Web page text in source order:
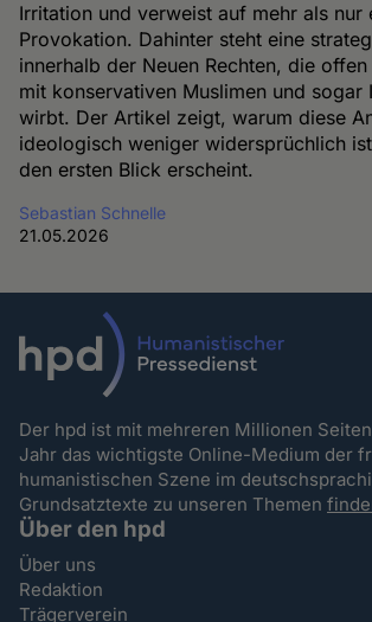
Irritation und verweist auf mehr als nur
Provokation. Dahinter steht eine
innerhalb der Neuen Rechten, die
mit konservativen Muslimen und sogar
wirbt. Der Artikel zeigt, warum diese
ideologisch weniger widersprüchlich
den ersten Blick erscheint.
Sebastian Schnelle
21.05.2026
Der hpd ist mit mehreren Millionen
Jahr das wichtigste Online-Medium der
humanistischen Szene im
Grundsatztexte zu unseren Themen
Über den hpd
Über uns
Redaktion
Trägerverein